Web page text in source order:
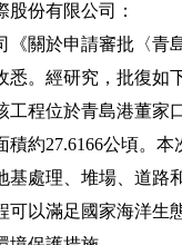
股份有限公司：
於申請審批〈青島
悉。經研究，批復如下
位於青島港董家口
積約27.6166公頃。
基處理、堆場、道路
可以滿足國家海洋生